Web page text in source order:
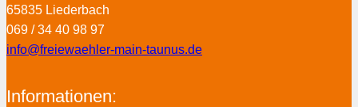
65835 Liederbach
069 / 34 40 98 97
info@freiewaehler-main-taunus.de
Informationen: